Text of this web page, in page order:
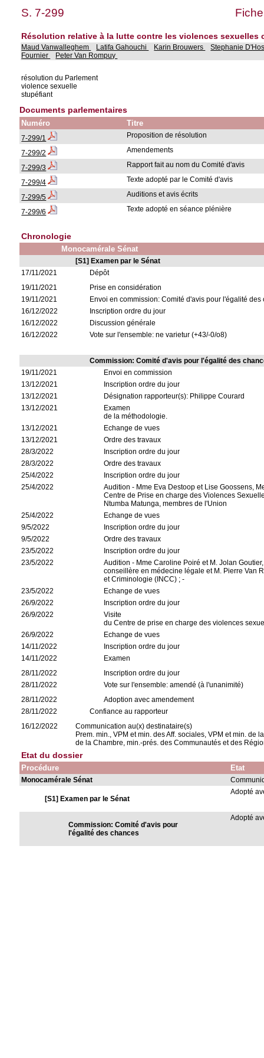
S. 7-299
Résolution relative à la lutte contre les violences
Maud Vanwalleghem Latifa Gahouchi Karin Brouwers
Stephanie
Fournier
Peter Van Rompuy
résolution du Parlement
violence sexuelle
stupéfiant
Documents parlementaires
Numéro Titre
7-299/1 Proposition de résolution
7-299/2 Amendements
7-299/3 Rapport fait au nom du Comité d'avis
7-299/4 Texte adopté par le Comité d'avis
7-299/5 Auditions et avis écrits
7-299/6 Texte adopté en séance plénière
Chronologie
Monocamérale Sénat
[S1] Examen par le Sénat
17/11/2021
Dépôt
19/11/2021
Prise en considération
19/11/2021
Envoi en commission: Comité d'avis pour l'égalité des
16/12/2022
Inscription ordre du jour
16/12/2022
Discussion générale
16/12/2022
Vote sur l'ensemble: ne varietur (+43/-0/o8)
Commission: Comité d'avis pour l'égalité des
19/11/2021
Envoi en commission
13/12/2021
Inscription ordre du jour
13/12/2021
Désignation rapporteur(s): Philippe Courard
13/12/2021
Examen
de la méthodologie.
13/12/2021
Echange de vues
13/12/2021
Ordre des travaux
28/3/2022
Inscription ordre du jour
28/3/2022
Ordre des travaux
25/4/2022
Inscription ordre du jour
25/4/2022
Audition - Mme Eva Destoop et Lise Goossens,
Centre de Prise en charge des Violences
Ntumba Matunga, membres de l'Union
25/4/2022
Echange de vues
9/5/2022
Inscription ordre du jour
9/5/2022
Ordre des travaux
23/5/2022
Inscription ordre du jour
23/5/2022
Audition - Mme Caroline Poiré et M. Jolan
conseillère en médecine légale et M. Pierre Van
et Criminologie (INCC) ; -
23/5/2022
Echange de vues
26/9/2022
Inscription ordre du jour
26/9/2022
Visite
du Centre de prise en charge des violences
26/9/2022
Echange de vues
14/11/2022
Inscription ordre du jour
14/11/2022
Examen
28/11/2022
Inscription ordre du jour
28/11/2022
Vote sur l'ensemble: amendé (à l'unanimité)
28/11/2022
Adoption avec amendement
28/11/2022
Confiance au rapporteur
16/12/2022
Communication au(x) destinataire(s)
Prem. min., VPM et min. des Aff. sociales, VPM et min. de
de la Chambre, min.-prés. des Communautés et des
Etat du dossier
Procédure Etat
Monocamérale Sénat
[S1] Examen par le Sénat
Adopté
Commission: Comité d'avis pour
l'égalité des chances
Adopté